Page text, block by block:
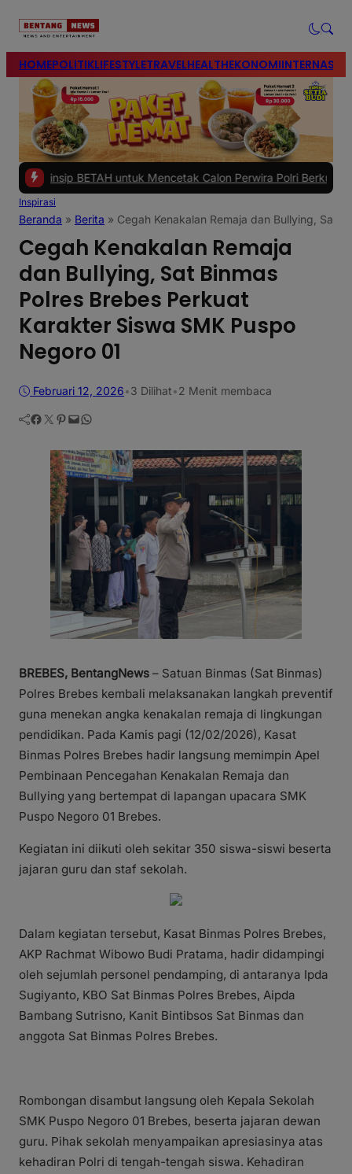
HOMEPOLITIKLIFESTYLETRAVELHEALTHEKONOMI
BETAH untuk Mencetak Calon Perwira Polri Berkualitas |#2 -
Inspirasi
Beranda » Berita » Cegah Kenakalan Remaja dan Bullying, Sat
Cegah Kenakalan Remaja
dan Bullying, Sat Binmas
Polres Brebes Perkuat
Karakter Siswa SMK Puspo
Negoro 01
Februari 12, 2026•3 Dilihat•2 Menit membaca
Facebook Twitter Pinterest Mail WhatsApp
BREBES, BentangNews – Satuan Binmas (Sat Binmas)
Polres Brebes kembali melaksanakan langkah preventif
guna menekan angka kenakalan remaja di lingkungan
pendidikan. Pada Kamis pagi (12/02/2026), Kasat
Binmas Polres Brebes hadir langsung memimpin Apel
Pembinaan Pencegahan Kenakalan Remaja dan
Bullying yang bertempat di lapangan upacara SMK
Puspo Negoro 01 Brebes.
Kegiatan ini diikuti oleh sekitar 350 siswa-siswi beserta
jajaran guru dan staf sekolah.
Dalam kegiatan tersebut, Kasat Binmas Polres Brebes,
AKP Rachmat Wibowo Budi Pratama, hadir didampingi
oleh sejumlah personel pendamping, di antaranya Ipda
Sugiyanto, KBO Sat Binmas Polres Brebes, Aipda
Bambang Sutrisno, Kanit Bintibsos Sat Binmas dan
anggota Sat Binmas Polres Brebes.
Rombongan disambut langsung oleh Kepala Sekolah
SMK Puspo Negoro 01 Brebes, beserta jajaran dewan
guru. Pihak sekolah menyampaikan apresiasinya atas
kehadiran Polri di tengah-tengah siswa. Kehadiran